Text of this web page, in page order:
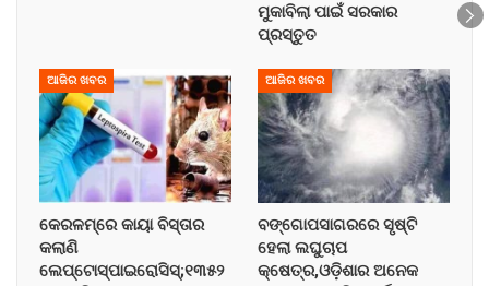
ମୁକାବିଲା ପାଇଁ ସରକାର
ପ୍ରସ୍ତୁତ
ଆଜିର ଖବର
କେରଳମ୍‌ରେ କାୟା ବିସ୍ତାର
କଲାଣି
ଲେପ୍ଟୋସ୍ପାଇରୋସିସ୍;୧୩୫୨
ଆଜିର ଖବର
ବଙ୍ଗୋପସାଗରରେ ସୃଷ୍ଟି
ହେଲା ଲଘୁଚାପ
କ୍ଷେତ୍ର,ଓଡ଼ିଶାର ଅନେକ